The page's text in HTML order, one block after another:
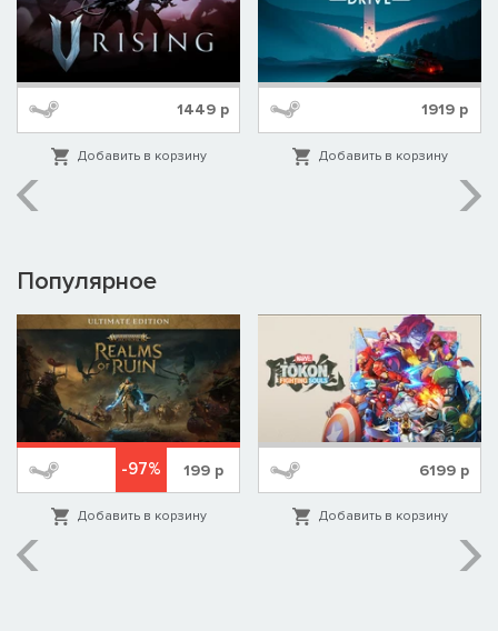
планеты.
Доктор Вест недавно прибыл на Марс по личному
приглашению Джеффа Мюррея. Он работает над важным
исследованием, которое, как он надеялся, приведёт к
излечению болезни Альцгеймера, поразившую его жену.
стражу за убийство. В холодной, тёмной камере без еды и
воды, выживание начинается...
1449 р
Добавить в корзину
1919р
Добавить в корзину
Популярное
-97% 199р
Добавить в корзину
6199 р
Добавить в корзину